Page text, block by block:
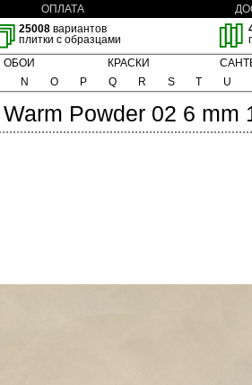
ОПЛАТА
25008 вариантов
плитки с образцами
ОБОИ КРАСКИ
N O P Q R S T U
Warm Powder 02 6 mm